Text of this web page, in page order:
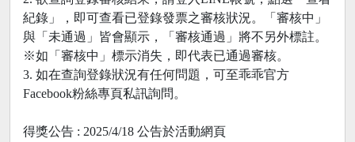
紀錄」，即可查看已登錄發票之審核狀況。「審核中」
與「未通過」皆會顯示，「審核通過」將不另外標註。
※如「審核中」標示消失，即代表已通過審核。
3. 如在查詢登錄狀況有任何問題，可至乖乖官方
Facebook粉絲專頁私訊詢問。
得獎公告 : 2025/4/18 公告於活動網頁